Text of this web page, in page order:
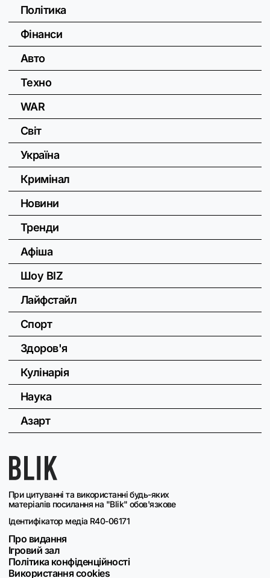
При цитуванні та використанні будь-яких
матеріалів посилання на "Blik" обов'язкове
Ідентифікатор медіа R40-06171
Про видання
Ігровий зал
Політика конфіденційності
Використання cookies
Політика
Фінанси
Авто
Техно
WAR
Світ
Україна
Кримінал
Новини
Тренди
Афіша
Шоу BIZ
Лайфстайл
Спорт
Здоров'я
Кулінарія
Наука
Азарт